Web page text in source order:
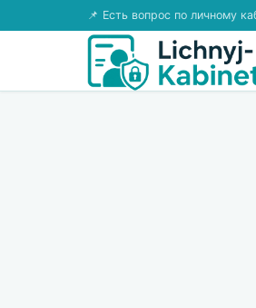
📌 Есть вопрос по личному